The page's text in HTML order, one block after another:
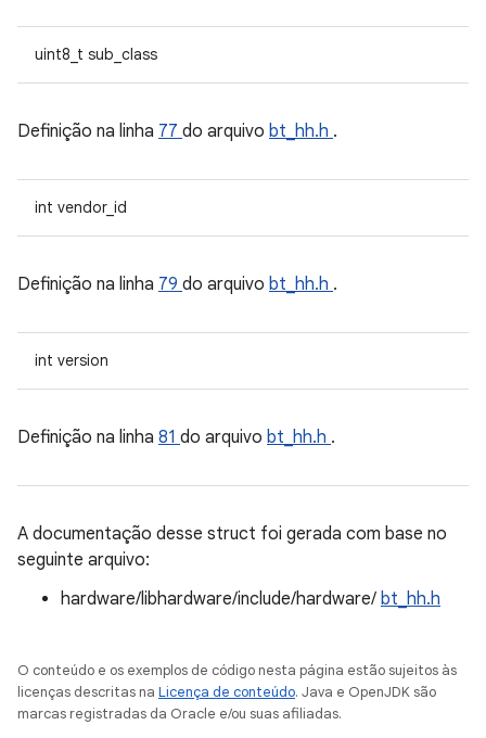
uint8_t sub_class
Definição na linha 77 do arquivo bt_hh.h .
int vendor_id
Definição na linha 79 do arquivo bt_hh.h .
int version
Definição na linha 81 do arquivo bt_hh.h .
A documentação desse struct foi gerada com base no
seguinte arquivo:
hardware/libhardware/include/hardware/ bt_hh.h
O conteúdo e os exemplos de código nesta página estão sujeitos às
licenças descritas na Licença de conteúdo. Java e OpenJDK são
marcas registradas da Oracle e/ou suas afiliadas.